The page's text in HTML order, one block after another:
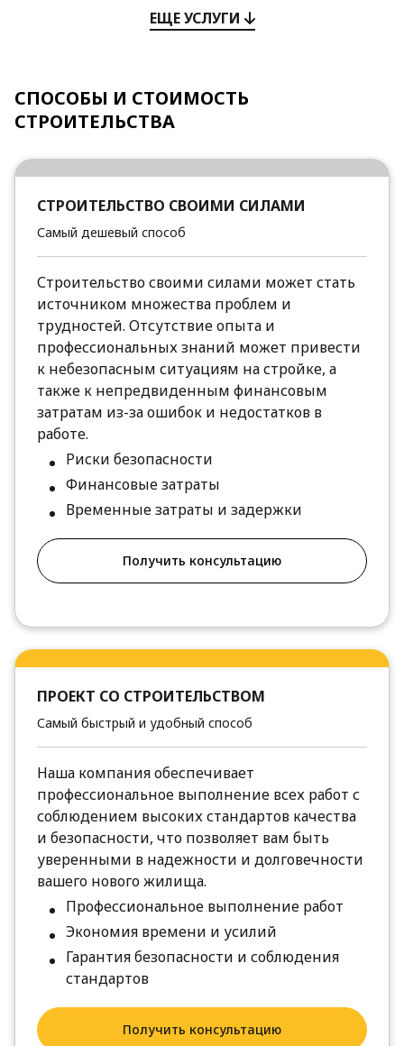
ЕЩЕ УСЛУГИ
СПОСОБЫ И СТОИМОСТЬ
СТРОИТЕЛЬСТВА
СТРОИТЕЛЬСТВО СВОИМИ СИЛАМИ
Самый дешевый способ
Строительство своими силами может стать
источником множества проблем и
трудностей. Отсутствие опыта и
профессиональных знаний может привести
к небезопасным ситуациям на стройке, а
также к непредвиденным финансовым
затратам из-за ошибок и недостатков в
работе.
Риски безопасности
Финансовые затраты
Временные затраты и задержки
Получить консультацию
ПРОЕКТ СО СТРОИТЕЛЬСТВОМ
Самый быстрый и удобный способ
Наша компания обеспечивает
профессиональное выполнение всех работ с
соблюдением высоких стандартов качества
и безопасности, что позволяет вам быть
уверенными в надежности и долговечности
вашего нового жилища.
Профессиональное выполнение работ
Экономия времени и усилий
Гарантия безопасности и соблюдения
стандартов
Получить консультацию